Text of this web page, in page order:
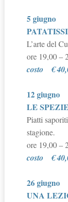
5 giugno
L’arte del
ore 19,00 –
costo €
12 giugno
LE
Piatti
stagione.
ore 19,00 –
costo €
26 giugno
UNA